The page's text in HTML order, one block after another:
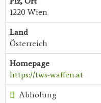
1220 Wien
Land
Österreich
Homepage
https://tws-waffen.at
Abholung